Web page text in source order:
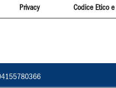
Privacy Codice Etico